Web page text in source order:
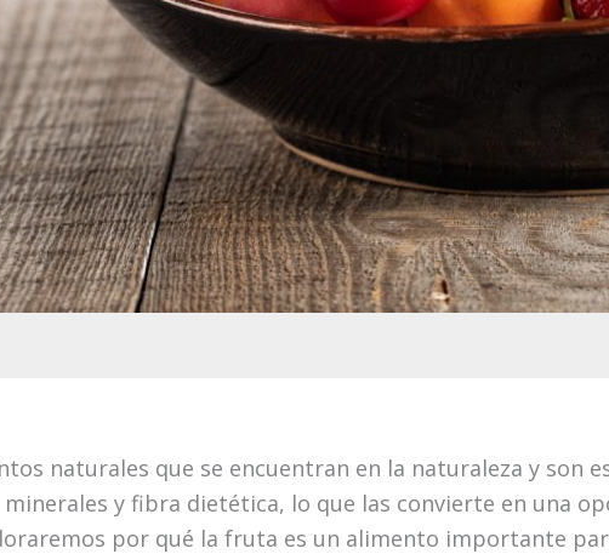
naturales que se encuentran en la naturaleza y son
y fibra dietética, lo que las convierte en una
por qué la fruta es un alimento importante